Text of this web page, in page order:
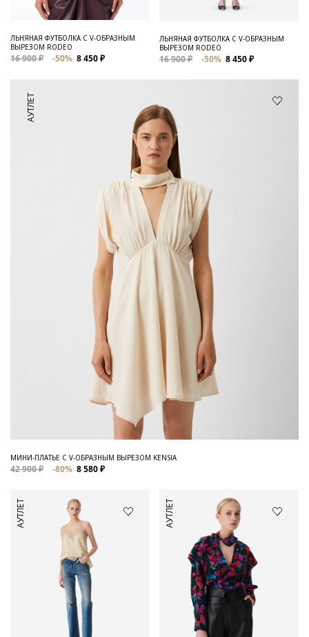
ЛЬНЯНАЯ ФУТБОЛКА C V-ОБРАЗНЫМ
ВЫРЕЗОМ RODEO
16 900 ₽ -50% 8 450 ₽
ЛЬНЯНАЯ ФУТБОЛКА С V-ОБРАЗНЫМ
ВЫРЕЗОМ RODEO
16 900 ₽ -50% 8 450 ₽
АУТЛЕТ
МИНИ-ПЛАТЬЕ С V-ОБРАЗНЫМ ВЫРЕЗОМ KENSIA
42 900 ₽ -80% 8 580 ₽
АУТЛЕТ АУТЛЕТ